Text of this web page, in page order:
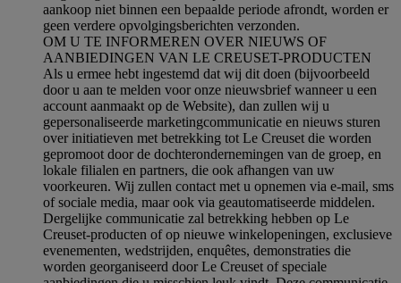
aankoop niet binnen een bepaalde periode afrondt, worden er
geen verdere opvolgingsberichten verzonden.
OM U TE INFORMEREN OVER NIEUWS OF
AANBIEDINGEN VAN LE CREUSET-PRODUCTEN
Als u ermee hebt ingestemd dat wij dit doen (bijvoorbeeld
door u aan te melden voor onze nieuwsbrief wanneer u een
account aanmaakt op de Website), dan zullen wij u
gepersonaliseerde marketingcommunicatie en nieuws sturen
over initiatieven met betrekking tot Le Creuset die worden
gepromoot door de dochterondernemingen van de groep, en
lokale filialen en partners, die ook afhangen van uw
voorkeuren. Wij zullen contact met u opnemen via e-mail, sms
of sociale media, maar ook via geautomatiseerde middelen.
Dergelijke communicatie zal betrekking hebben op Le
Creuset-producten of op nieuwe winkelopeningen, exclusieve
evenementen, wedstrijden, enquêtes, demonstraties die
worden georganiseerd door Le Creuset of speciale